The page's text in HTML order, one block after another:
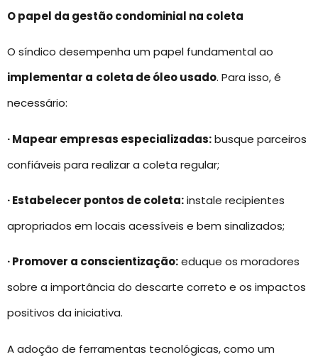
O papel da gestão condominial na coleta
O síndico desempenha um papel fundamental ao
implementar a coleta de óleo usado. Para isso, é
necessário:
· Mapear empresas especializadas:busque parceiros
confiáveis para realizar a coleta regular;
· Estabelecer pontos de coleta:instale recipientes
apropriados em locais acessíveis e bem sinalizados;
· Promover a conscientização:eduque os moradores
sobre a importância do descarte correto e os impactos
positivos da iniciativa.
A adoção de ferramentas tecnológicas, como um